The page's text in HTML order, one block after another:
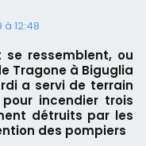
12:48
ressemblent, ou
Tragone à Biguglia
a servi de terrain
incendier trois
détruits par les
des pompiers